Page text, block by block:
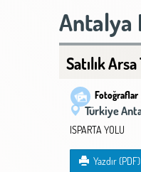
Antalya
Satılık
Fotoğraflar
Türkiye
ISPARTA YOLU
Yazdır (PDF)